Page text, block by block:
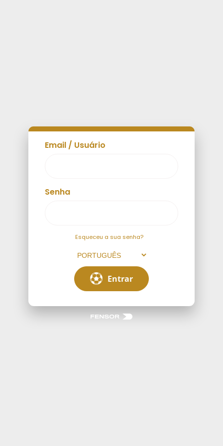
Email / Usuário
Senha
Esqueceu a sua senha?
Entrar